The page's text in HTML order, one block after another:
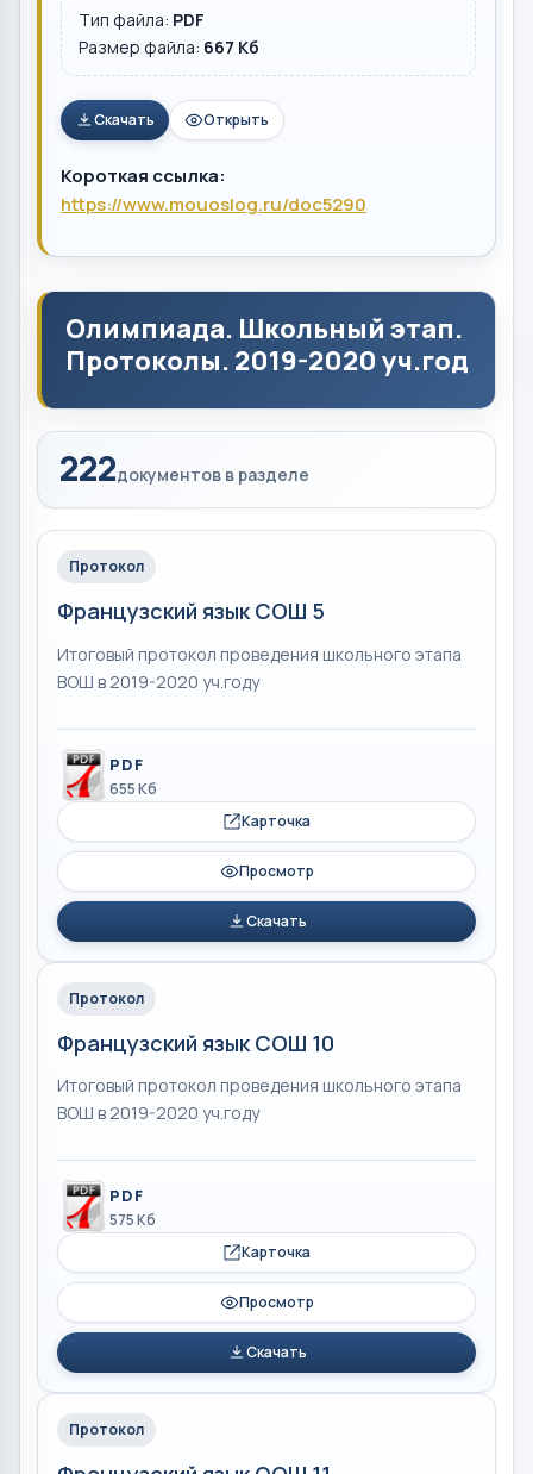
Тип файла: PDF
Размер файла: 667 Кб
Скачать Открыть
Короткая ссылка:
https://www.mouoslog.ru/doc5290
Олимпиада. Школьный этап.
Протоколы. 2019-2020 уч.год
222документов в разделе
Протокол
Французский язык СОШ 5
Итоговый протокол проведения школьного этапа
ВОШ в 2019-2020 уч.году
PDF
655 Кб
Карточка
Просмотр
Скачать
Протокол
Французский язык СОШ 10
Итоговый протокол проведения школьного этапа
ВОШ в 2019-2020 уч.году
PDF
575 Кб
Карточка
Просмотр
Скачать
Протокол